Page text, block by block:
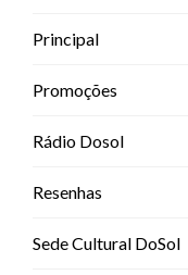
Principal
Promoções
Rádio Dosol
Resenhas
Sede Cultural DoSol